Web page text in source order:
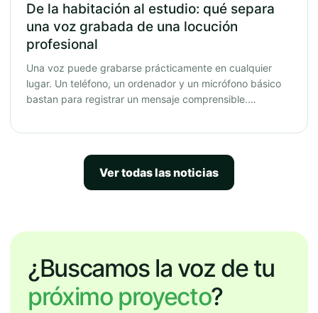
De la habitación al estudio: qué separa
una voz grabada de una locución
profesional
Una voz puede grabarse prácticamente en cualquier
lugar. Un teléfono, un ordenador y un micrófono básico
bastan para registrar un mensaje comprensible.…
Ver todas las noticias
¿Buscamos la voz de tu
próximo proyecto?